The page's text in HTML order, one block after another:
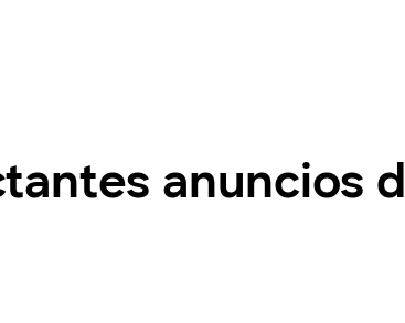
anuncios